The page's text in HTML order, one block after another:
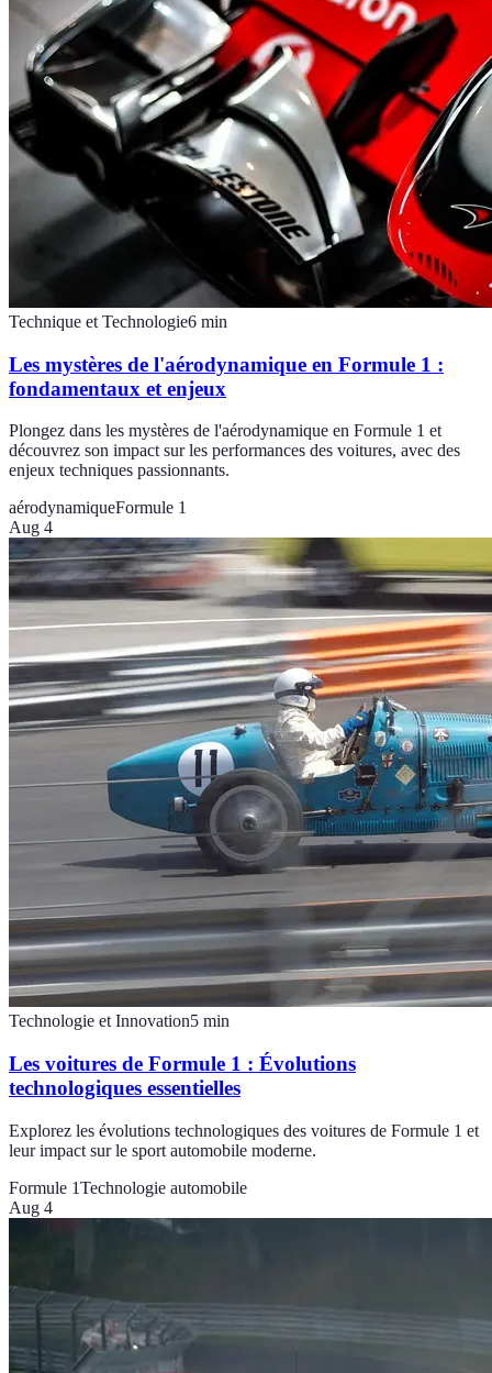
Technique et Technologie6 min
Les mystères de l'aérodynamique en Formule 1 :
fondamentaux et enjeux
Plongez dans les mystères de l'aérodynamique en Formule 1 et
découvrez son impact sur les performances des voitures, avec des
enjeux techniques passionnants.
aérodynamiqueFormule 1
Aug 4
Technologie et Innovation5 min
Les voitures de Formule 1 : Évolutions
technologiques essentielles
Explorez les évolutions technologiques des voitures de Formule 1 et
leur impact sur le sport automobile moderne.
Formule 1Technologie automobile
Aug 4